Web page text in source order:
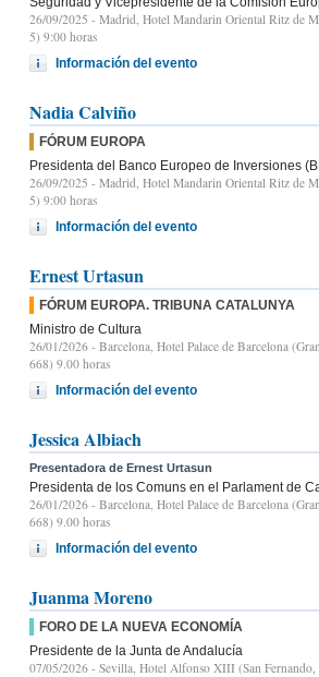
26/09/2025 - Madrid, Hotel Mandarin Oriental Ritz de
5) 9:00 horas
Información del evento
Nadia Calviño
FÓRUM EUROPA
Presidenta del Banco Europeo de Inversiones
26/09/2025 - Madrid, Hotel Mandarin Oriental Ritz de
5) 9:00 horas
Información del evento
Ernest Urtasun
FÓRUM EUROPA. TRIBUNA CATALUNYA
Ministro de Cultura
26/01/2026 - Barcelona, Hotel Palace de Barcelona
668) 9.00 horas
Información del evento
Jessica Albiach
Presentadora de Ernest Urtasun
Presidenta de los Comuns en el Parlament de
26/01/2026 - Barcelona, Hotel Palace de Barcelona
668) 9.00 horas
Información del evento
Juanma Moreno
FORO DE LA NUEVA ECONOMÍA
Presidente de la Junta de Andalucía
07/05/2026 - Sevilla, Hotel Alfonso XIII (San Fernando,